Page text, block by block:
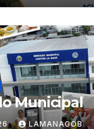
Municipal
LAMANAGOB